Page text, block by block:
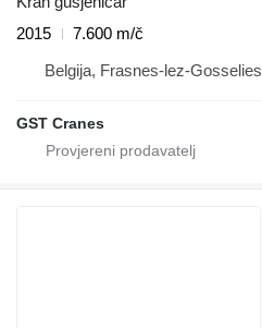
2015
7.600 m/č
Belgija, Frasnes-lez-Gosselies
GST Cranes